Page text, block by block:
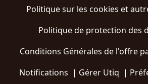
Politique sur les cookies et
Politique de protection des
Conditions Générales de l'offre
Notifications | Gérer Utiq |